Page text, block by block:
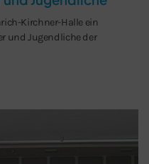
Kirchner-Halle ein
und Jugendliche der